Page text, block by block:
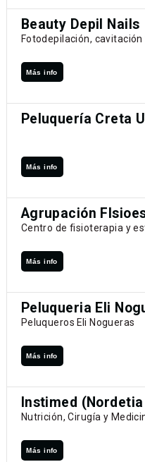
Beauty Depil Nails
Fotodepilación,
Más info
Peluquería Creta
Más info
Agrupación
Centro de fisioterapia y
Más info
Peluqueria Eli
Peluqueros Eli Nogueras
Más info
Instimed
Nutrición, Cirugía y
Más info